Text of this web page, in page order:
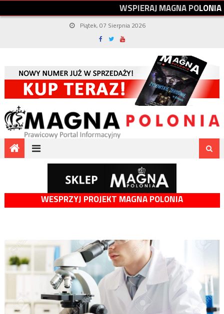
WSPIERAJMAGNAPOLONIA
Piątek, 07 Sierpnia 2026
WESPRZYJ PROJEKT MAGNA POLONIA